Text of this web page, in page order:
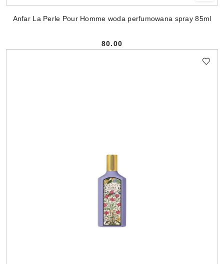
Anfar La Perle Pour Homme woda perfumowana spray 85ml
Cena:
80.00